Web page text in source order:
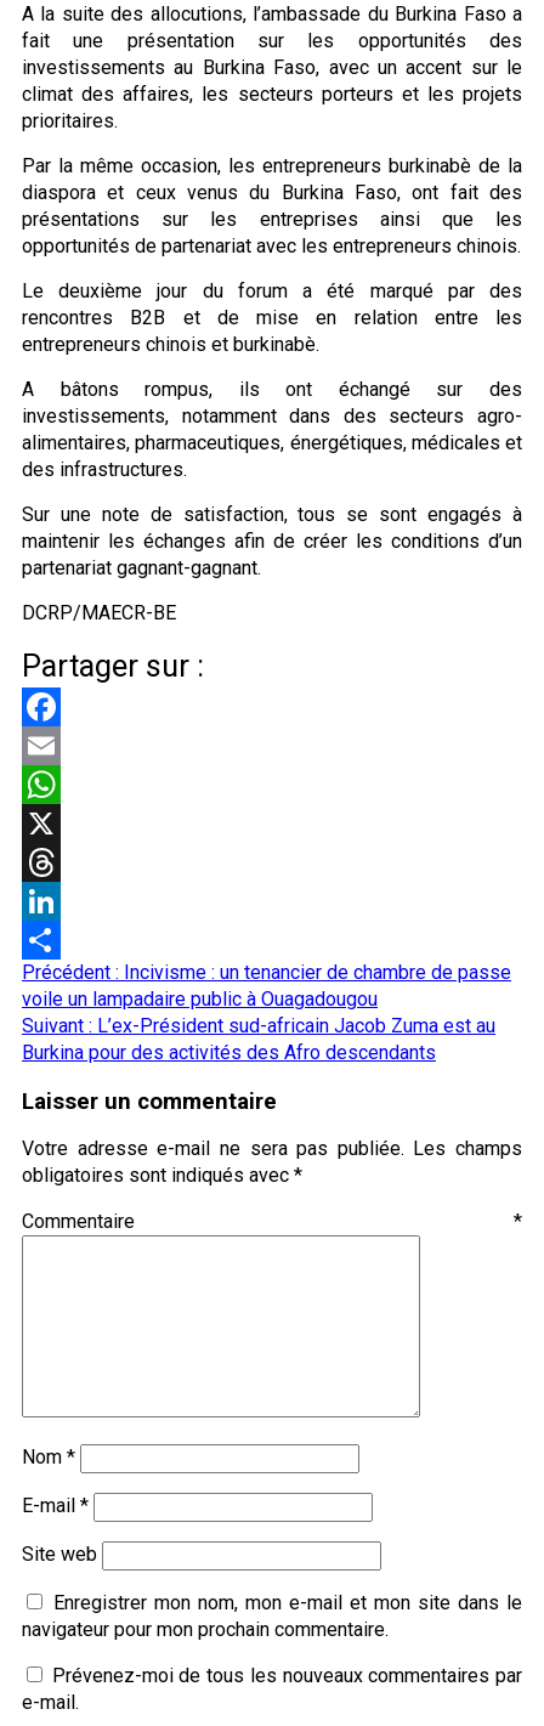
A la suite des allocutions, l’ambassade du Burkina Faso a
fait une présentation sur les opportunités des
investissements au Burkina Faso, avec un accent sur le
climat des affaires, les secteurs porteurs et les projets
prioritaires.
Par la même occasion, les entrepreneurs burkinabè de la
diaspora et ceux venus du Burkina Faso, ont fait des
présentations sur les entreprises ainsi que les
opportunités de partenariat avec les entrepreneurs chinois.
Le deuxième jour du forum a été marqué par des
rencontres B2B et de mise en relation entre les
entrepreneurs chinois et burkinabè.
A bâtons rompus, ils ont échangé sur des
investissements, notamment dans des secteurs agro-
alimentaires, pharmaceutiques, énergétiques, médicales et
des infrastructures.
Sur une note de satisfaction, tous se sont engagés à
maintenir les échanges afin de créer les conditions d’un
partenariat gagnant-gagnant.
DCRP/MAECR-BE
Partager sur :
Facebook
Email
WhatsApp
X
Threads
LinkedIn
Partager
Navigation
d’article
Précédent : Incivisme : un tenancier de chambre de passe
voile un lampadaire public à Ouagadougou
Suivant : L’ex-Président sud-africain Jacob Zuma est au
Burkina pour des activités des Afro descendants
Laisser un commentaire
Votre adresse e-mail ne sera pas publiée. Les champs
obligatoires sont indiqués avec *
Commentaire *
Nom *
E-mail *
Site web
Enregistrer mon nom, mon e-mail et mon site dans le
navigateur pour mon prochain commentaire.
Prévenez-moi de tous les nouveaux commentaires par
e-mail.